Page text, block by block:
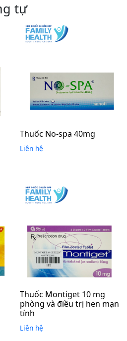
tự
Thuốc No-spa 40mg
Liên hệ
Thuốc Montiget 10 mg
phòng và điều trị hen mạn
tính
Liên hệ